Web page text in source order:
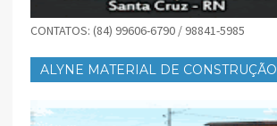
CONTATOS: (84) 99606-6790 / 98841-5985
ALYNE MATERIAL DE CONSTRUÇÃO